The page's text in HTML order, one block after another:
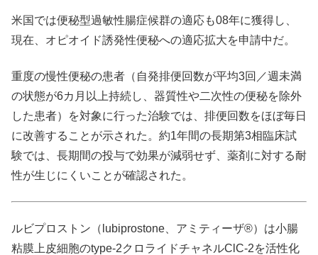
米国では便秘型過敏性腸症候群の適応も08年に獲得し、
現在、オピオイド誘発性便秘への適応拡大を申請中だ。
重度の慢性便秘の患者（自発排便回数が平均3回／週未満
の状態が6カ月以上持続し、器質性や二次性の便秘を除外
した患者）を対象に行った治験では、排便回数をほぼ毎日
に改善することが示された。約1年間の長期第3相臨床試
験では、長期間の投与で効果が減弱せず、薬剤に対する耐
性が生じにくいことが確認された。
ルビプロストン（lubiprostone、アミティーザ®）は小腸
粘膜上皮細胞のtype-2クロライドチャネルClC-2を活性化